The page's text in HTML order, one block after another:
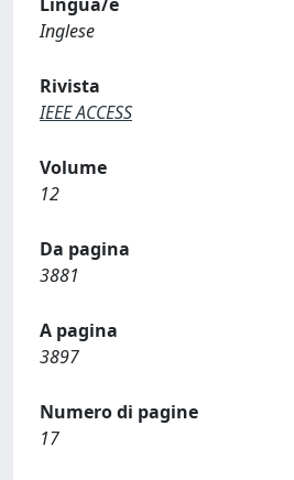
Inglese
Rivista
IEEE ACCESS
Volume
12
Da pagina
3881
A pagina
3897
Numero di pagine
17